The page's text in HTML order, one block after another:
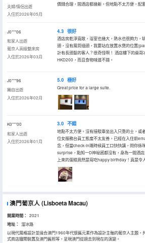
夫婦/情侶出遊
入住於2026年05月
價錢合理，間酒店都幾新。但地點不太方便，配
J0***06
和家人出遊
葡京人高級雙床房
入住於2026年03月
4.3 很好
酒店房乾淨寬敞，浴室也幾大，熱水也很夠力，
頭，沒有風筒插頭，我要站在放置水煲的位置
計有長頭髮的客人？很奇怪啊！ 酒店樓下的燊
HKD200，而且食物味道不錯。
J0***96
獨自出遊
入住於2026年02月
5.0 極好
Great price for a large suite.
K0***00
和家人出遊
入住於2026年01月
3.0 不錯
地點不太方便。沒有接駁車坐出入只靠的士，或
位女服務台員工態度不太友善，已經在入住前
念，但當check-in嘅時候員工口快快講，問你係
surprise，點知一D神祕感都沒有，身為一間酒
上來的蛋糕竟然是寫吃happy birthday！真是令
澳門葡京人(Lisboeta Macau)
開業時間： 2021
地址：
溜冰路
以現代風格設計並揉合澳門1960年代懷舊元素作為設計主軸的葡京人主題
式商店鐵閘裝置及澳門舊照等，呈現澳門從過去到現在的演變。